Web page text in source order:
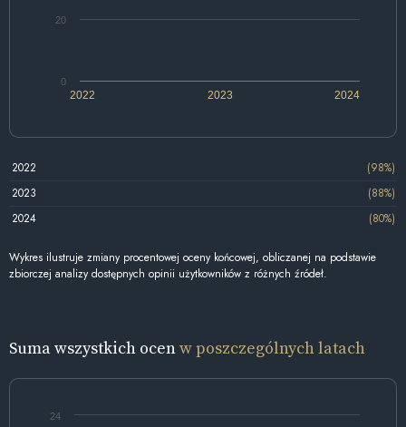
2022 2023 2024
0
20
2022
(98%)
2023
(88%)
2024
(80%)
Wykres ilustruje zmiany procentowej oceny końcowej, obliczanej na podstawie
zbiorczej analizy dostępnych opinii użytkowników z różnych źródeł.
Suma wszystkich ocenw poszczególnych latach
24